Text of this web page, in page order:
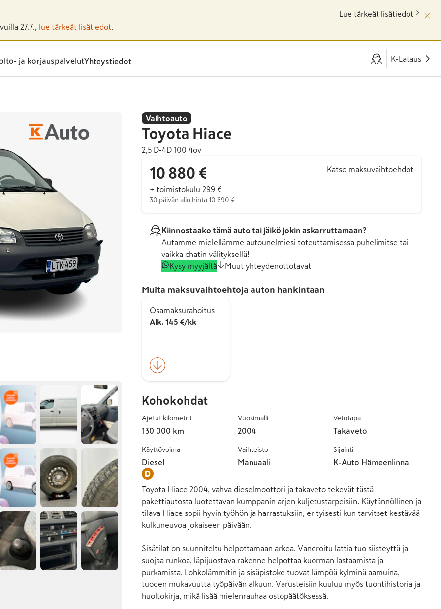
27.7., lue tärkeät lisätiedot
Lue tärkeät lisätiedot
ja korjauspalvelutYhteystiedot K-Lataus
Vaihtoauto
Toyota Hiace
2,5 D-4D 100 4ov
10 880 €
+ toimistokulu 299 €
30 päivän alin hinta 10 890 €
Katso maksuvaihtoehdot
Kiinnostaako tämä auto tai jäikö jokin askarruttamaan?
Autamme mielellämme autounelmiesi toteuttamisessa puhelimitse tai
vaikka chatin välityksellä!
Kysy myyjältä
Muut yhteydenottotavat
Muita maksuvaihtoehtoja auton hankintaan
Osamaksurahoitus
Alk. 145 €/kk
Kohokohdat
Ajetut kilometrit
130 000 km
Vuosimalli
2004
Vetotapa
Takaveto
Käyttövoima
Diesel
Vaihteisto
Manuaali
Sijainti
K-Auto Hämeenlinna
Toyota Hiace 2004, vahva dieselmoottori ja takaveto tekevät tästä
pakettiautosta luotettavan kumppanin arjen kuljetustarpeisiin. Käytännöllinen ja
tilava Hiace sopii hyvin työhön ja harrastuksiin, erityisesti kun tarvitset kestävää
kulkuneuvoa jokaiseen päivään.
Sisätilat on suunniteltu helpottamaan arkea. Vaneroitu lattia tuo siisteyttä ja
suojaa runkoa, läpijuostava rakenne helpottaa kuorman lastaamista ja
purkamista. Lohkolämmitin ja sisäpistoke tuovat lämpöä kylminä aamuina,
tuoden mukavuutta työpäivän alkuun. Varusteisiin kuuluu myös tuontihistoria ja
huoltokirja, mikä lisää mielenrauhaa ostopäätöksessä.